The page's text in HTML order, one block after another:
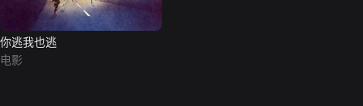
你逃我也逃
电影